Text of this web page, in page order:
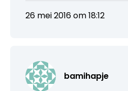
26 mei 2016 om 18:12
bamihapje